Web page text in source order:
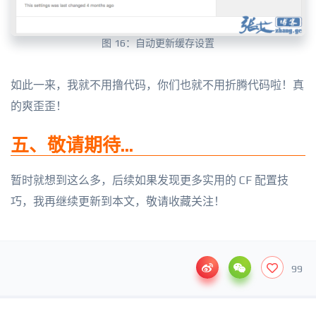
图 16：自动更新缓存设置
如此一来，我就不用撸代码，你们也就不用折腾代码啦！真
的爽歪歪！
五、敬请期待...
暂时就想到这么多，后续如果发现更多实用的 CF 配置技
巧，我再继续更新到本文，敬请收藏关注！
99